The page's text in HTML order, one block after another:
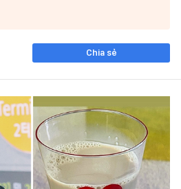
Chia sẻ